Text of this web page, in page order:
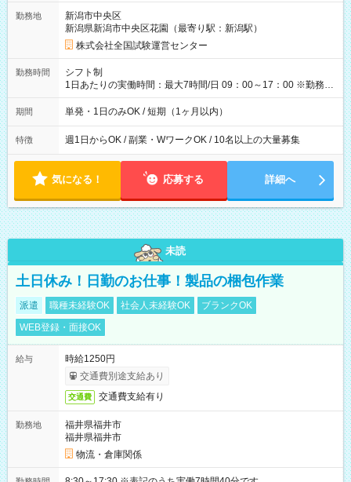
例】 ・河合塾模擬試験 8:30～17:30（休憩1時間） 時給1,300円
×8時間＝日収10,400円＋交通費 ※当日の役割により時給＋100
円の場合あり ・国家試験 7:00～13:30（休憩なし） 時給1,300
円（役割手当＋100円）×6時間＝日収8,400円＋交通費 【試用期
間】試用期間なし
勤務地
新潟市中央区
新潟県新潟市中央区花園（最寄り駅：新潟駅）
株式会社全国試験運営センター
勤務時間
シフト制
1日あたりの実働時間：最大7時間/日 09：00～17：00 ※勤務時
間は 試験により異なります。
期間 単発・1日のみOK / 短期（1ヶ月以内）
特徴 週1日からOK / 副業・WワークOK / 10名以上の大量募集
気になる！ 応募する 詳細へ
未読
土日休み！日勤のお仕事！製品の梱包作業
派遣 職種未経験OK 社会人未経験OK
ブランクOK
WEB登録・面接OK
給与
時給1250円
交通費別途支給あり
交通費 交通費支給有り
勤務地
福井県福井市
福井県福井市
物流・倉庫関係